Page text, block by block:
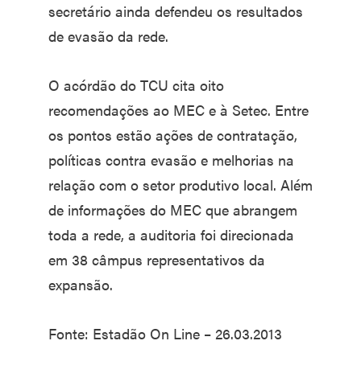
secretário ainda defendeu os resultados
de evasão da rede.
O acórdão do TCU cita oito
recomendações ao MEC e à Setec. Entre
os pontos estão ações de contratação,
políticas contra evasão e melhorias na
relação com o setor produtivo local. Além
de informações do MEC que abrangem
toda a rede, a auditoria foi direcionada
em 38 câmpus representativos da
expansão.
Fonte: Estadão On Line – 26.03.2013